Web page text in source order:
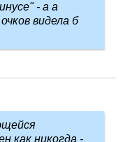
- а а
видела б
как никогда -